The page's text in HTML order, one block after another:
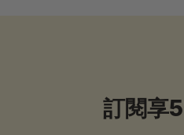
訂閱享